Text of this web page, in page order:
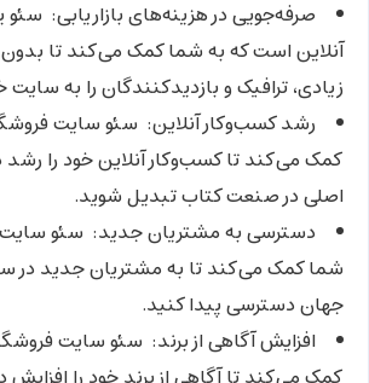
صرفه‌جویی در هزینه‌های بازاریابی: سئو
آنلاین است که به شما کمک می‌کند تا
زیادی، ترافیک و بازدیدکنندگان را به
رشد کسب‌وکار آنلاین: سئو سایت
کمک می‌کند تا کسب‌وکار آنلاین خود را رشد
اصلی در صنعت کتاب تبدیل شوید.
دسترسی به مشتریان جدید: سئو
شما کمک می‌کند تا به مشتریان جدید در
جهان دسترسی پیدا کنید.
افزایش آگاهی از برند: سئو سایت